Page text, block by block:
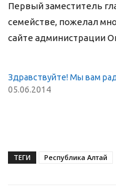
Первый заместитель
семействе, пожелал
сайте администрации
Здравствуйте! Мы вам
05.06.2014
ТЕГИ Республика Алтай